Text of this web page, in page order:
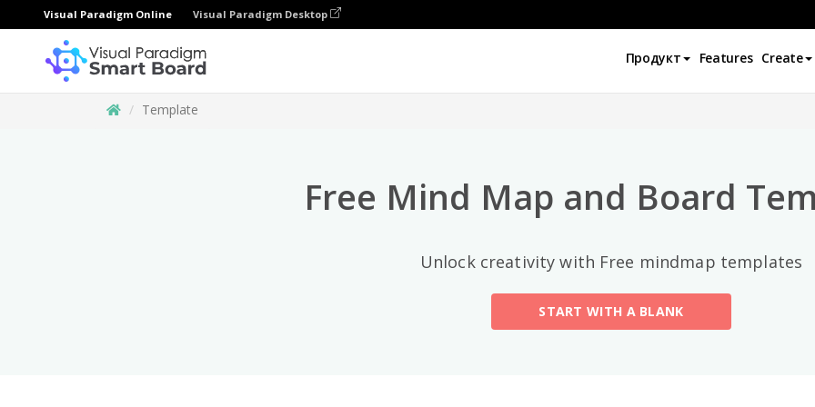
Visual Paradigm Online Visual Paradigm Desktop
Продукт Features Create
Template
Free Mind Map and Board
Unlock creativity with Free mindmap templates
START WITH A BLANK
Лучшие категории
Mind Map
Organizational Chart (11)
Fishbone Diagram (21)